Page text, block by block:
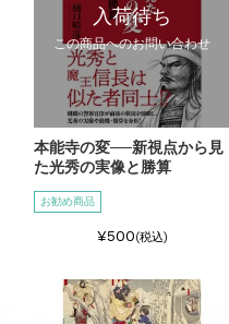
入荷待ち
この商品へのお問い合わせ
本能寺の変──新視点から見
た光秀の実像と勝算
お勧め商品
¥500(税込)